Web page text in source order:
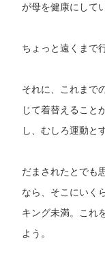
が母を健康にして
ちょっと遠くまで
それに、これまで
じて着替えること
し、むしろ運動と
だまされたとでも
なら、そこにいく
キング未満。これ
よう。